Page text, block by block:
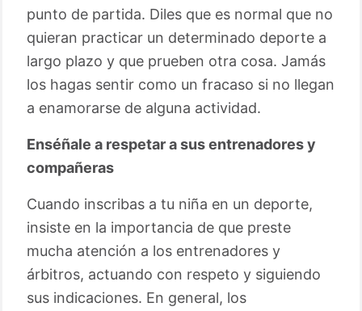
punto de partida. Diles que es normal que no
quieran practicar un determinado deporte a
largo plazo y que prueben otra cosa. Jamás
los hagas sentir como un fracaso si no llegan
a enamorarse de alguna actividad.
Enséñale a respetar a sus entrenadores y
compañeras
Cuando inscribas a tu niña en un deporte,
insiste en la importancia de que preste
mucha atención a los entrenadores y
árbitros, actuando con respeto y siguiendo
sus indicaciones. En general, los